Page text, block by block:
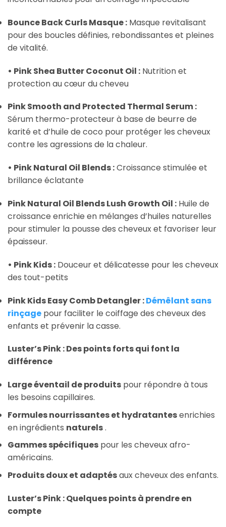
Bounce Back Curls Masque : Masque revitalisant
pour des boucles définies, rebondissantes et pleines
de vitalité.
• Pink Shea Butter Coconut Oil : Nutrition et
protection au cœur du cheveu
Pink Smooth and Protected Thermal Serum :
Sérum thermo-protecteur à base de beurre de
karité et d’huile de coco pour protéger les cheveux
contre les agressions de la chaleur.
• Pink Natural Oil Blends :Croissance stimulée et
brillance éclatante
Pink Natural Oil Blends Lush Growth Oil : Huile de
croissance enrichie en mélanges d’huiles naturelles
pour stimuler la pousse des cheveux et favoriser leur
épaisseur.
• Pink Kids : Douceur et délicatesse pour les cheveux
des tout-petits
Pink Kids Easy Comb Detangler :Démêlant sans
rinçage pour faciliter le coiffage des cheveux des
enfants et prévenir la casse.
Luster’s Pink : Des points forts qui font la
différence
Large éventail de produits pour répondre à tous
les besoins capillaires.
Formules nourrissantes et hydratantesenrichies
en ingrédients naturels.
Gammes spécifiques pour les cheveux afro-
américains.
Produits doux et adaptésaux cheveux des enfants.
Luster’s Pink : Quelques points à prendre en
compte